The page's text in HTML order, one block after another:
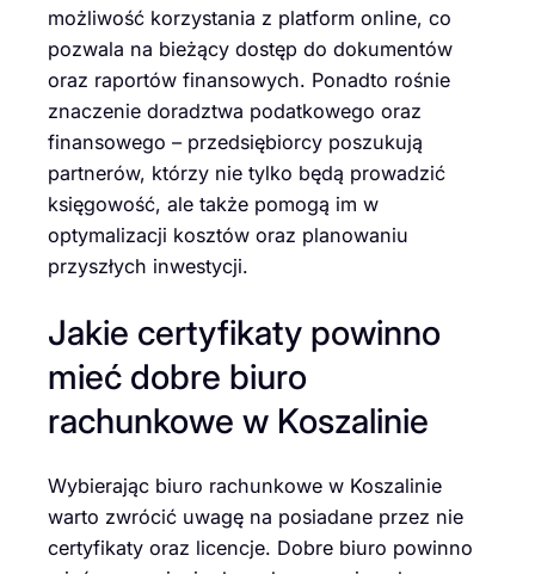
możliwość korzystania z platform online, co
pozwala na bieżący dostęp do dokumentów
oraz raportów finansowych. Ponadto rośnie
znaczenie doradztwa podatkowego oraz
finansowego – przedsiębiorcy poszukują
partnerów, którzy nie tylko będą prowadzić
księgowość, ale także pomogą im w
optymalizacji kosztów oraz planowaniu
przyszłych inwestycji.
Jakie certyfikaty powinno
mieć dobre biuro
rachunkowe w Koszalinie
Wybierając biuro rachunkowe w Koszalinie
warto zwrócić uwagę na posiadane przez nie
certyfikaty oraz licencje. Dobre biuro powinno